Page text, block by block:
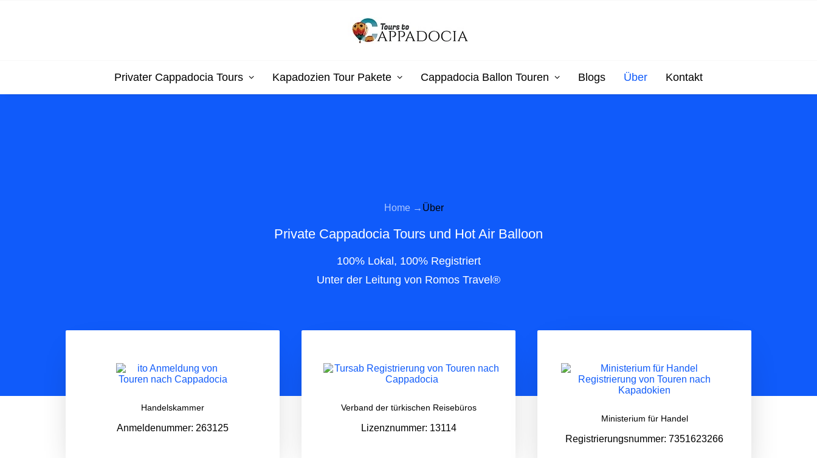
Privater Cappadocia Tours Kapadozien Tour Pakete Cappadocia Ballon Touren Blogs Über Kontakt
Home → Über
Private Cappadocia Tours und Hot Air Balloon
100% Lokal, 100% Registriert
Unter der Leitung von Romos Travel®
Handelskammer
Anmeldenummer: 263125
Verband der türkischen Reisebüros
Lizenznummer: 13114
Ministerium für Handel
Registrierungsnummer: 7351623266